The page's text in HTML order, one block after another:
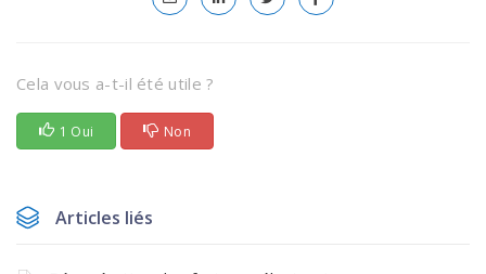
Cela vous a-t-il été utile ?
1 Oui Non
Articles liés